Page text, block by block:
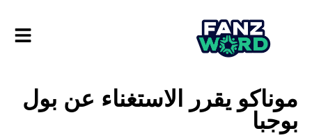
موناكو يقرر الاستغناء عن بول
بوجبا